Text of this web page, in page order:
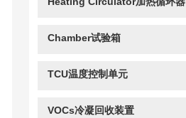
Chamber试验箱
TCU温度控制单元
VOCs冷凝回收装置